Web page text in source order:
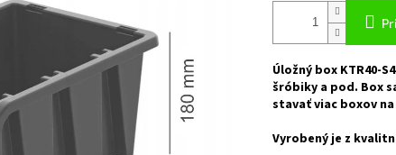
Úložný box KTR40-
šróbiky a pod. Box
stavať viac boxov
Vyrobený je z